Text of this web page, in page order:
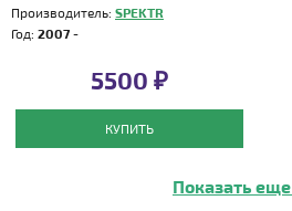
Производитель: SPEKTR
Год: 2007 -
5500 ₽
КУПИТЬ
Показать еще